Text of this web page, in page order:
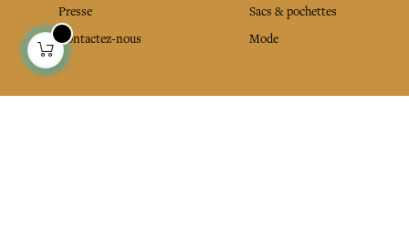
Presse
Contactez-nous
Sacs & pochettes
Mode